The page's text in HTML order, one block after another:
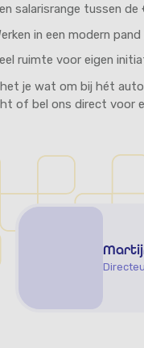
salarisrange tussen de
in een modern
ruimte voor eigen
je wat om bij hét
of bel ons direct voor